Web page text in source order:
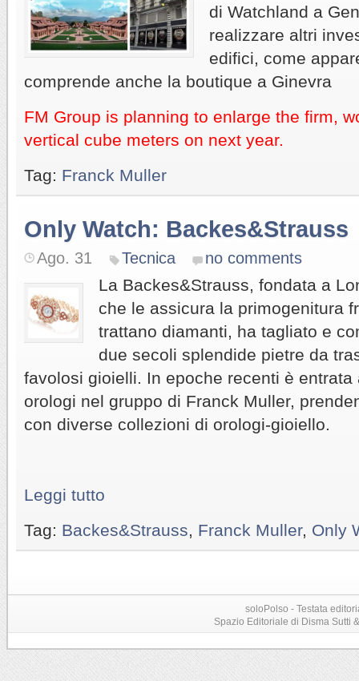
di Watchland a
realizzare altri
edifici, come
comprende anche la boutique a Ginevra
FM Group is planning to enlarge the firm,
vertical cube meters on next year.
Tag: Franck Muller
Only Watch: Backes&Strauss
Ago. 31 Tecnica no comments
La Backes&Strauss, fondata a
che le assicura la primogenitura
trattano diamanti, ha tagliato e
due secoli splendide pietre da
favolosi gioielli. In epoche recenti è
orologi nel gruppo di Franck Muller,
con diverse collezioni di orologi-gioiello.
Leggi tutto
Tag: Backes&Strauss Franck Muller, Only
soloPolso - Testata
Spazio Editoriale di Disma Sutti